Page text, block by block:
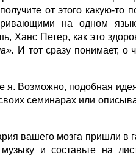
от этого какую-то
на одном
Ханс Петер, как это
И тот сразу понимает, о
я. Возможно, подобная
семинарах или
вашего мозга пришли в
и составьте на